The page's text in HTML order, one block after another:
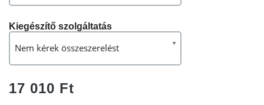
Kiegészítő szolgáltatás
Nem kérek összeszerelést
17 010 Ft